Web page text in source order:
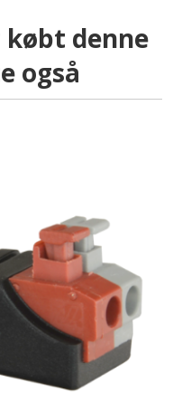
købt denne
også